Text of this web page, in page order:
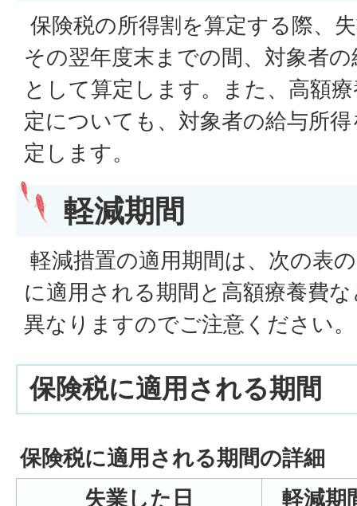
保険税の所得割を算定する際、
その翌年度末までの間、対象者
として算定します。また、高額
定についても、対象者の給与所
定します。
軽減期間
軽減措置の適用期間は、次の表
に適用される期間と高額療養費
異なりますのでご注意ください。
保険税に適用される期間
保険税に適用される期間の詳細
失業した日
軽減期